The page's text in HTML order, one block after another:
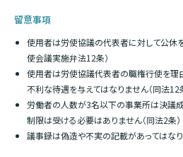
留意事項
使用者は労使協議の代表者に対して公休
使会議実施弁法12条）
使用者は労使協議代表者の職権行使を理由
不利な待遇を与えてはなりません（同法12
労働者の人数が3名以下の事業所は決議
制限は受ける必要はありません（同法2条）
議事録は偽造や不実の記載があってはな